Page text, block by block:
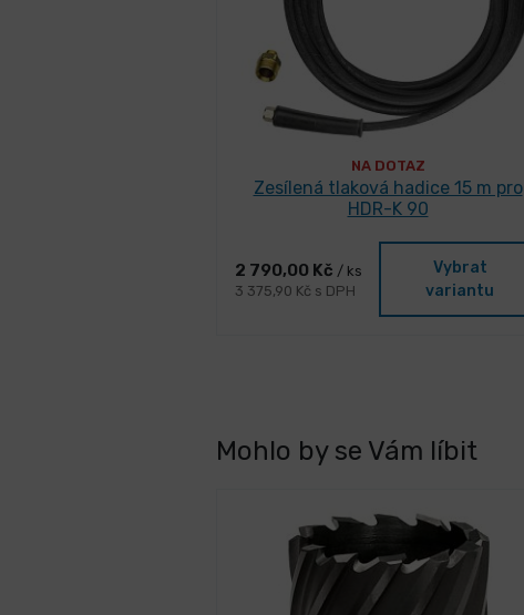
NA DOTAZ
Zesílená tlaková hadice 15 m pro
HDR-K 90
2 790,00 Kč / ks
3 375,90 Kč s DPH
Vybrat
variantu
Mohlo by se Vám líbit